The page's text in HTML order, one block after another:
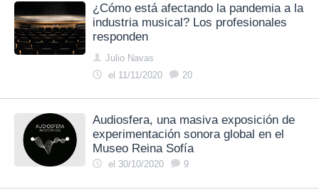
¿Cómo está afectando la pandemia a la
industria musical? Los profesionales
responden
Julio Navas
el 11/11/2020
20
Audiosfera, una masiva exposición de
experimentación sonora global en el
Museo Reina Sofía
el 30/10/2020 9